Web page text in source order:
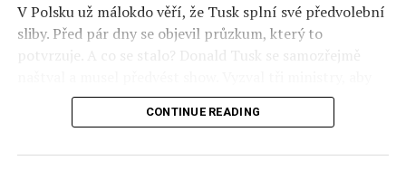
technologií umělé inteligence v mnoha oblastech života
umožní Evropské unii obnovit konkurenceschopnost ve
vztahu ke globálním ekonomikám a nutnosti zajistit
V Polsku už málokdo věří, že Tusk splní své předvolební
sliby. Před pár dny se objevil průzkum, který to
potvrzuje. A co se stalo? Donald Tusk se samozřejmě
před kamerami podepsali dohodu o stíhání členů PiS, a
ti poslušně ono divadlo předvedli. Andrzej Domański
CONTINUE READING